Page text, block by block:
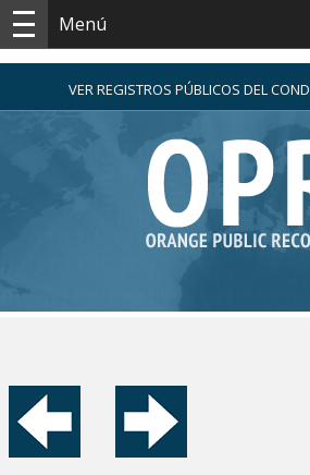
Menú
VER REGISTROS PÚBLICOS DEL